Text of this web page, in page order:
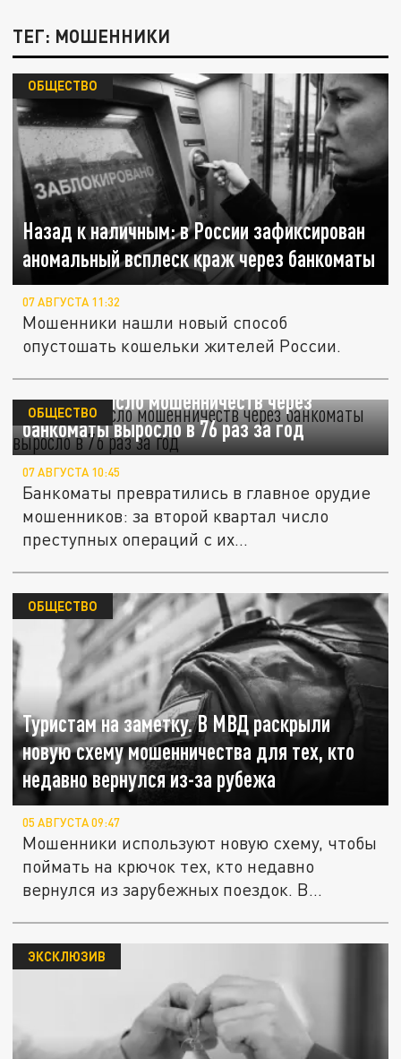
ТЕГ: МОШЕННИКИ
Назад к наличным: в России зафиксирован
аномальный всплеск краж через банкоматы
ОБЩЕСТВО
07 АВГУСТА 11:32
Мошенники нашли новый способ
опустошать кошельки жителей России.
В России число мошенничеств через
банкоматы выросло в 76 раз за год
ОБЩЕСТВО
07 АВГУСТА 10:45
Банкоматы превратились в главное орудие
мошенников: за второй квартал число
преступных операций с их...
Туристам на заметку. В МВД раскрыли
новую схему мошенничества для тех, кто
недавно вернулся из-за рубежа
ОБЩЕСТВО
05 АВГУСТА 09:47
Мошенники используют новую схему, чтобы
поймать на крючок тех, кто недавно
вернулся из зарубежных поездок. В...
ЭКСКЛЮЗИВ